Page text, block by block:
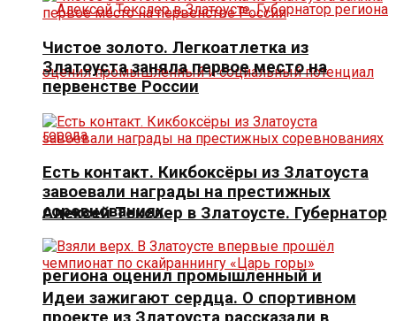
Алексей Текслер в Златоусте. Губернатор
региона оценил промышленный и
Чистое золото. Легкоатлетка из
Златоуста заняла первое место на
первенстве России
Есть контакт. Кикбоксёры из Златоуста
завоевали награды на престижных
соревнованиях
Идеи зажигают сердца. О спортивном